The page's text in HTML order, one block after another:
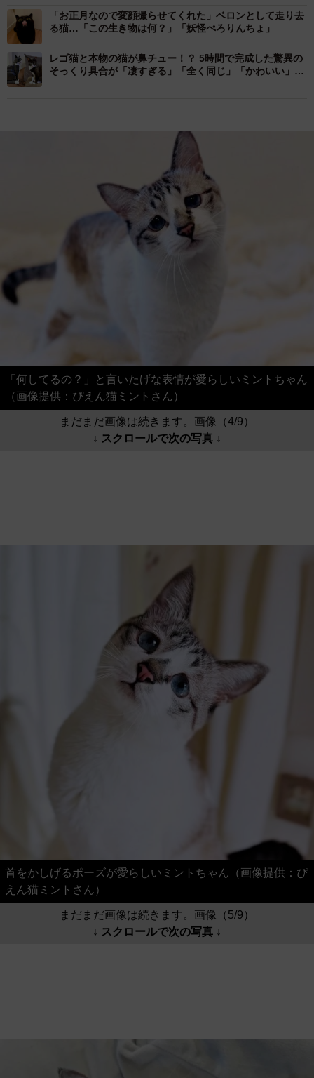
「お正月なので変顔撮らせてくれた」ベロンとして走り去
る猫…「この生き物は何？」「妖怪ぺろりんちょ」
レゴ猫と本物の猫が鼻チュー！？ 5時間で完成した驚異の
そっくり具合が「凄すぎる」「全く同じ」「かわいい」と
「何してるの？」と言いたげな表情が愛らしいミントちゃん
（画像提供：ぴえん猫ミントさん）
まだまだ画像は続きます。画像（4/9）
↓ スクロールで次の写真 ↓
首をかしげるポーズが愛らしいミントちゃん（画像提供：ぴ
えん猫ミントさん）
まだまだ画像は続きます。画像（5/9）
↓ スクロールで次の写真 ↓